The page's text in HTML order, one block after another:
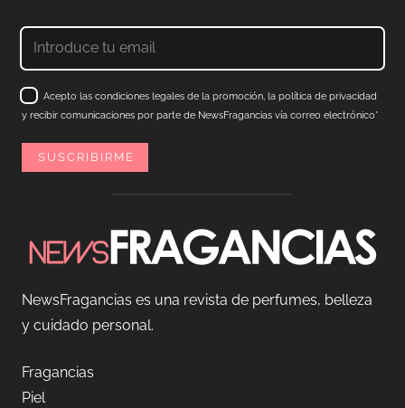
Acepto las condiciones legales de la promoción, la política de privacidad
y recibir comunicaciones por parte de NewsFragancias vía correo electrónico*
NewsFragancias es una revista de perfumes, belleza
y cuidado personal.
Fragancias
Piel